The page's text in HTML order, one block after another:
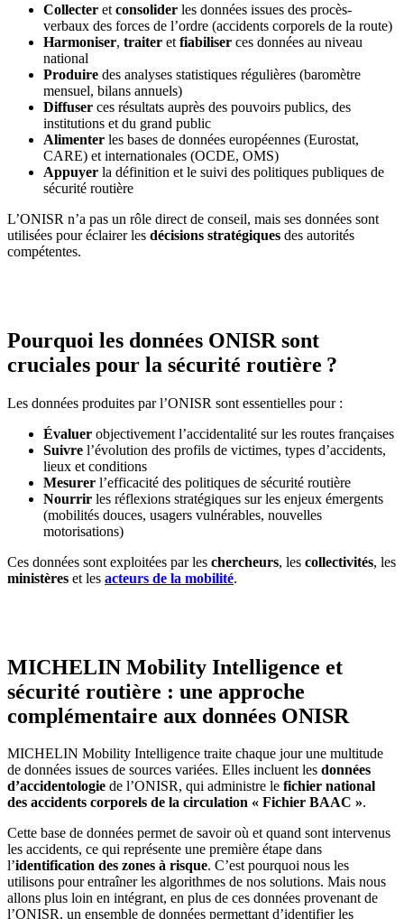
Collecter et consolider les données issues des procès-
verbaux des forces de l’ordre (accidents corporels de la route)
Harmoniser, traiter et fiabiliser ces données au niveau
national
Produire des analyses statistiques régulières (baromètre
mensuel, bilans annuels)
Diffuser ces résultats auprès des pouvoirs publics, des
institutions et du grand public
Alimenter les bases de données européennes (Eurostat,
CARE) et internationales (OCDE, OMS)
Appuyer la définition et le suivi des politiques publiques de
sécurité routière
L’ONISR n’a pas un rôle direct de conseil, mais ses données sont
utilisées pour éclairer les décisions stratégiques des autorités
compétentes.
Pourquoi les données ONISR sont
cruciales pour la sécurité routière ?
Les données produites par l’ONISR sont essentielles pour :
Évaluer objectivement l’accidentalité sur les routes françaises
Suivre l’évolution des profils de victimes, types d’accidents,
lieux et conditions
Mesurer l’efficacité des politiques de sécurité routière
Nourrir les réflexions stratégiques sur les enjeux émergents
(mobilités douces, usagers vulnérables, nouvelles
motorisations)
Ces données sont exploitées par les chercheurs, les collectivités, les
ministères et les acteurs de la mobilité.
MICHELIN Mobility Intelligence et
sécurité routière : une approche
complémentaire aux données ONISR
MICHELIN Mobility Intelligence traite chaque jour une multitude
de données issues de sources variées. Elles incluent les données
d’accidentologie de l’ONISR, qui administre le fichier national
des accidents corporels de la circulation « Fichier BAAC ».
Cette base de données permet de savoir où et quand sont intervenus
les accidents, ce qui représente une première étape dans
l’identification des zones à risque. C’est pourquoi nous les
utilisons pour entraîner les algorithmes de nos solutions. Mais nous
allons plus loin en intégrant, en plus de ces données provenant de
l’ONISR, un ensemble de données permettant d’identifier les